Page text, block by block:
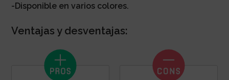
-Disponible en varios colores.
Ventajas y desventajas: